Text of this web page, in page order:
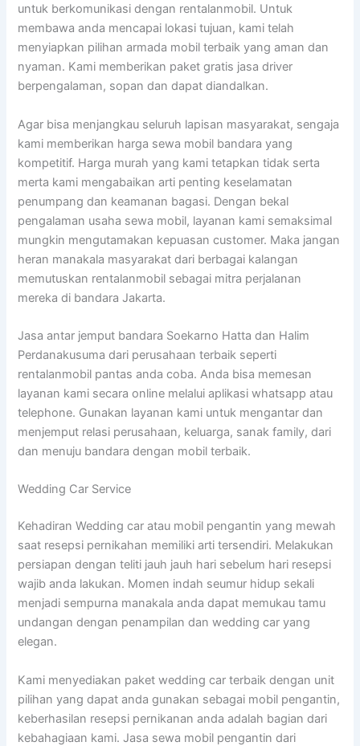
untuk berkomunikasi dengan rentalanmobil. Untuk
membawa anda mencapai lokasi tujuan, kami telah
menyiapkan pilihan armada mobil terbaik yang aman dan
nyaman. Kami memberikan paket gratis jasa driver
berpengalaman, sopan dan dapat diandalkan.
Agar bisa menjangkau seluruh lapisan masyarakat, sengaja
kami memberikan harga sewa mobil bandara yang
kompetitif. Harga murah yang kami tetapkan tidak serta
merta kami mengabaikan arti penting keselamatan
penumpang dan keamanan bagasi. Dengan bekal
pengalaman usaha sewa mobil, layanan kami semaksimal
mungkin mengutamakan kepuasan customer. Maka jangan
heran manakala masyarakat dari berbagai kalangan
memutuskan rentalanmobil sebagai mitra perjalanan
mereka di bandara Jakarta.
Jasa antar jemput bandara Soekarno Hatta dan Halim
Perdanakusuma dari perusahaan terbaik seperti
rentalanmobil pantas anda coba. Anda bisa memesan
layanan kami secara online melalui aplikasi whatsapp atau
telephone. Gunakan layanan kami untuk mengantar dan
menjemput relasi perusahaan, keluarga, sanak family, dari
dan menuju bandara dengan mobil terbaik.
Wedding Car Service
Kehadiran Wedding car atau mobil pengantin yang mewah
saat resepsi pernikahan memiliki arti tersendiri. Melakukan
persiapan dengan teliti jauh jauh hari sebelum hari resepsi
wajib anda lakukan. Momen indah seumur hidup sekali
menjadi sempurna manakala anda dapat memukau tamu
undangan dengan penampilan dan wedding car yang
elegan.
Kami menyediakan paket wedding car terbaik dengan unit
pilihan yang dapat anda gunakan sebagai mobil pengantin,
keberhasilan resepsi pernikanan anda adalah bagian dari
kebahagiaan kami. Jasa sewa mobil pengantin dari